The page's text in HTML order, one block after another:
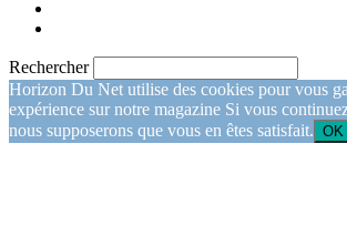
Rechercher
Horizon Du Net utilise des cookies pour vous
expérience sur notre magazine Si vous
nous supposerons que vous en êtes satisfait. OK